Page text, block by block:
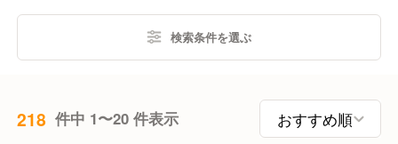
検索条件を選ぶ
218 件中 1〜20 件表示